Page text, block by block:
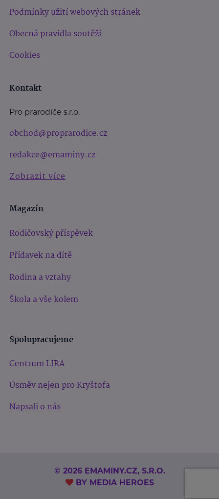
Podmínky užití webových stránek
Obecná pravidla soutěží
Cookies
Kontakt
Pro prarodiče s.r.o.
obchod@proprarodice.cz
redakce@emaminy.cz
Zobrazit více
Magazín
Rodičovský příspěvek
Přídavek na dítě
Rodina a vztahy
Škola a vše kolem
Spolupracujeme
Centrum LIRA
Úsměv nejen pro Kryštofa
Napsali o nás
© 2026 EMAMINY.CZ, S.R.O.
BY MEDIA HEROES